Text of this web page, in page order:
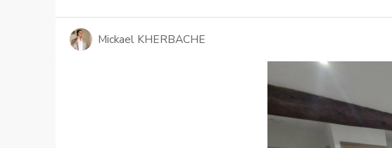
Mickael KHERBACHE